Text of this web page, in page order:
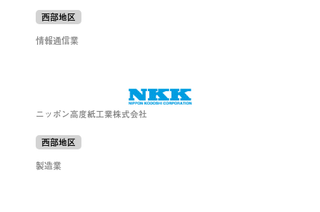
西部地区
情報通信業
ニッポン高度紙工業株式会社
西部地区
製造業